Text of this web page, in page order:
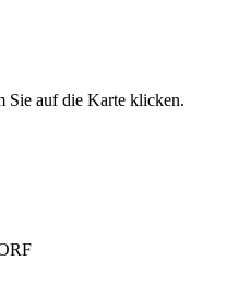
Sie auf die Karte klicken.